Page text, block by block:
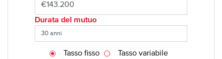
Durata del mutuo
Tasso fisso Tasso variabile